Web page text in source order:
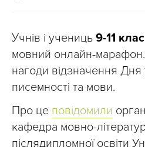
Учнів і учениць 9-11
мовний онлайн-марафон.
нагоди відзначення Дня
писемності та мови.
Про це повідомили
кафедра мовно-
післядипломної освіти